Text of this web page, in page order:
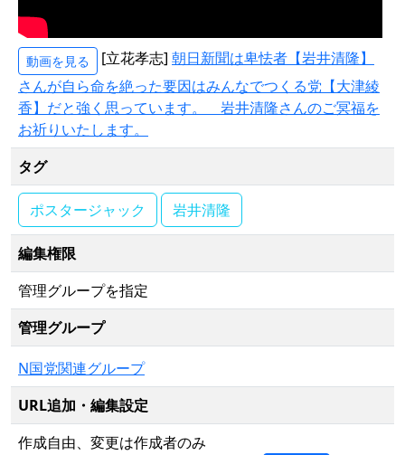
動画を見る [立花孝志] 朝日新聞は卑怯者【岩井清隆】
さんが自ら命を絶った要因はみんなでつくる党【大津綾
香】だと強く思っています。 岩井清隆さんのご冥福を
お祈りいたします。
タグ
ポスタージャック 岩井清隆
編集権限
管理グループを指定
管理グループ
N国党関連グループ
URL追加・編集設定
作成自由、変更は作成者のみ